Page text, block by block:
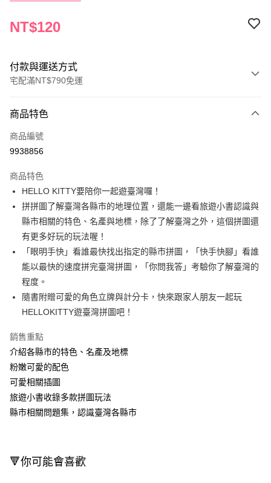
NT$120
付款與運送方式
宅配滿NT$790免運
POYA支付
信用卡一次付款
Apple Pay
街口支付
悠遊付
Google Pay
AFTEE先享後付
相關說明
【關於「AFTEE先享後付」】
AFTEE先享後付是「在收到商品之後才付款」的支付方式。 讓您購物簡單
１．簡單：不需註冊會員、不需綁卡、不需儲值。
２．便利：只要手機號碼，簡訊認證，即可結帳。
【「AFTEE先享後付」結帳流程】
１．於結帳方式選擇「AFTEE先享後付」後，將跳轉至「AFTEE先享後付」
結帳頁面，進行簡訊認證並確認金額後，即可完成結帳。
２．訂單成立數日內，您將收到繳費通知簡訊。
購買商品的店家。未經商家同意取消之訂單仍視為有效，需透過AFTEE先享
後付繳納相關費用。
即享券
宅配(本島)
每筆NT$100，滿NT$790(含以上)免運費
商品特色
商品編號
9938856
商品特色
HELLO KITTY要陪你一起遊臺灣囉！
拼拼圖了解臺灣各縣市的地理位置，還能一邊看旅遊小書認識與
縣市相關的特色、名產與地標，除了了解臺灣之外，這個拼圖還
有更多好玩的玩法喔！
「眼明手快」看誰最快找出指定的縣市拼圖，「快手快腳」看誰
能以最快的速度拼完臺灣拼圖，「你問我答」考驗你了解臺灣的
程度。
隨書附贈可愛的角色立牌與計分卡，快來跟家人朋友一起玩
HELLOKITTY遊臺灣拼圖吧！
銷售重點
介紹各縣市的特色、名產及地標
粉嫩可愛的配色
可愛相關插圖
旅遊小書收錄多款拼圖玩法
縣市相關問題集，認識臺灣各縣市
🔻你可能會喜歡